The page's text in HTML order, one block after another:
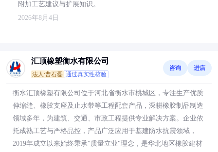
附加工艺建议与扩展知识。
2026年8月4日
汇顶橡塑衡水有限公司
法人:曹石磊 通过真实性核验
咨询 进店
衡水汇顶橡塑有限公司位于河北省衡水市桃城区，专注生产优质
伸缩缝、橡胶支座及止水带等工程配套产品，深耕橡胶制品制造
领域多年，为建筑、交通、市政工程提供专业解决方案。企业依
托成熟工艺与严格品控，产品广泛应用于基建防水抗震领域，
2019年成立以来始终秉承"质量立业"理念，是华北地区橡胶建材